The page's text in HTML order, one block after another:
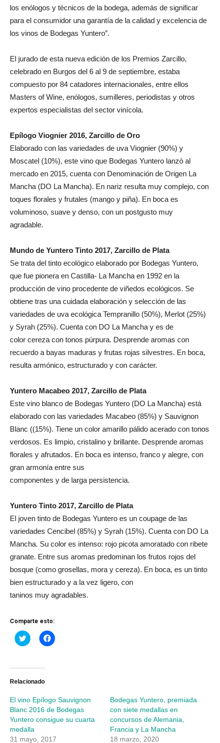
los enólogos y técnicos de la bodega, además de significar
para el consumidor una garantía de la calidad y excelencia de
los vinos de Bodegas Yuntero”.
El jurado de esta nueva edición de los Premios Zarcillo,
celebrado en Burgos del 6 al 9 de septiembre, estaba
compuesto por 84 catadores internacionales, entre ellos
Masters of Wine, enólogos, sumilleres, periodistas y otros
expertos especialistas del sector vinícola.
Epílogo Viognier 2016, Zarcillo de Oro
Elaborado con las variedades de uva Viognier (90%) y
Moscatel (10%), este vino que Bodegas Yuntero lanzó al
mercado en 2015, cuenta con Denominación de Origen La
Mancha (DO La Mancha). En nariz resulta muy complejo, con
toques florales y frutales (mango y piña). En boca es
voluminoso, suave y denso, con un postgusto muy
agradable.
Mundo de Yuntero Tinto 2017, Zarcillo de Plata
Se trata del tinto ecológico elaborado por Bodegas Yuntero,
que fue pionera en Castilla- La Mancha en 1992 en la
producción de vino procedente de viñedos ecológicos. Se
obtiene tras una cuidada elaboración y selección de las
variedades de uva ecológica Tempranillo (50%), Merlot (25%)
y Syrah (25%). Cuenta con DO La Mancha y es de
color cereza con tonos púrpura. Desprende aromas con
recuerdo a bayas maduras y frutas rojas silvestres. En boca,
resulta armónico, estructurado y con carácter.
Yuntero Macabeo 2017, Zarcillo de Plata
Este vino blanco de Bodegas Yuntero (DO La Mancha) está
elaborado con las variedades Macabeo (85%) y Sauvignon
Blanc ((15%). Tiene un color amarillo pálido acerado con tonos
verdosos. Es limpio, cristalino y brillante. Desprende aromas
florales y afrutados. En boca es intenso, franco y alegre, con
gran armonía entre sus
componentes y de larga persistencia.
Yuntero Tinto 2017, Zarcillo de Plata
El joven tinto de Bodegas Yuntero es un coupage de las
variedades Cencibel (85%) y Syrah (15%). Cuenta con DO La
Mancha. Su color es intenso: rojo picota amoratado con ribete
granate. Entre sus aromas predominan los frutos rojos del
bosque (como grosellas, mora y cereza). En boca, es un tinto
bien estructurado y a la vez ligero, con
taninos muy agradables.
Comparte esto:
Haz
clic
Twitter
abre
ventana
nueva)
Haz
clic
ventana
nueva)
Relacionado
El vino Epílogo Sauvignon
Blanc 2016 de Bodegas
Yuntero consigue su cuarta
medalla
31 mayo, 2017
Bodegas Yuntero, premiada
con siete medallas en
concursos de Alemania,
Francia y La Mancha
18 marzo, 2020